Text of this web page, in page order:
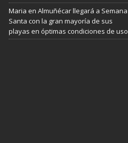
Maria en Almuñécar llegará a Semana
Santa con la gran mayoría de sus
playas en óptimas condiciones de uso